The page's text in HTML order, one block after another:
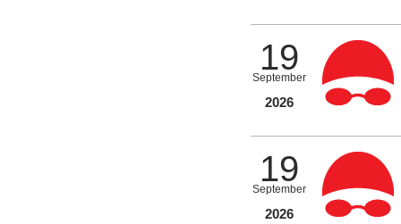
19
September
2026
19
September
2026